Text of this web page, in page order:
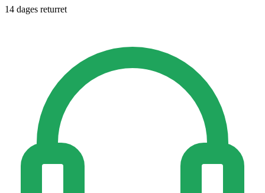
14 dages returret